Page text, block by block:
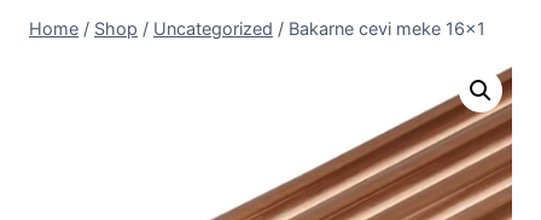
Home / Shop / Uncategorized / Bakarne cevi meke 16×1